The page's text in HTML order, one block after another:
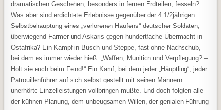
dramatischen Geschehen, besonders in fernen Erdteilen, fesseln?
Was aber sind erdichtete Erlebnisse gegenüber der 4 1/2jährigen
Selbstbehauptung eines „verlorenen Haufens“ deutscher Soldaten,
überwiegend Farmer und Askaris gegen hundertfache Übermacht in
Ostafrika? Ein Kampf in Busch und Steppe, fast ohne Nachschub,
bei dem es immer wieder hieß: „Waffen, Munition und Verpflegung? –
Holt sie euch beim Feind!“ Ein Kamf, bei dem jeder „Häuptling“, jeder
Patrouillenführer auf sich selbst gestellt mit seinen Männern
unerhörte Einzelleistungen vollbringen mußte. Und doch folgten alle
der kühnen Planung, dem unbeugsamen Willen, der genialen Führung